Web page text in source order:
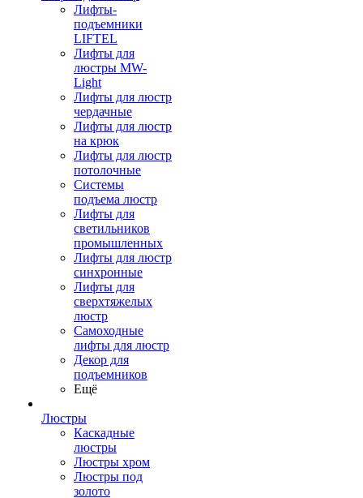
Лифты-
подъемники
LIFTEL
Лифты для
люстры MW-
Light
Лифты для люстр
чердачные
Лифты для люстр
на крюк
Лифты для люстр
потолочные
Системы
подъема люстр
Лифты для
светильников
промышленных
Лифты для люстр
синхронные
Лифты для
сверхтяжелых
люстр
Самоходные
лифты для люстр
Декор для
подъемников
Ещё
Люстры
Каскадные
люстры
Люстры хром
Люстры под
золото